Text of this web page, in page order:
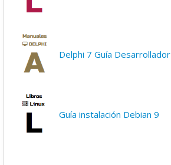
Delphi 7 Guía Desarrollador
Guía instalación Debian 9